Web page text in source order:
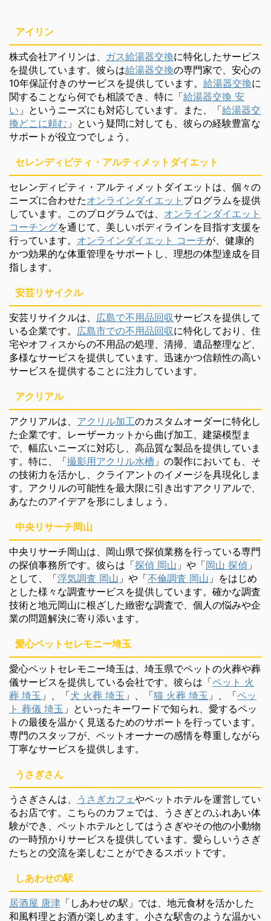
アイリン
株式会社アイリンは、 ガス給湯器交換に特化したサービス
を提供しています。彼らは給湯器交換の専門家で、安心の
10年保証付きのサービスを提供しています。 給湯器交換に
関することなら何でも相談でき、特に「給湯器交換 安
い 」というニーズにも対応しています。また、「給湯器交
換どこに頼む 」という疑問に対しても、彼らの経験豊富な
サポートが役立つでしょう。
セレンディピティ・アルティメットダイエット
セレンディピティ・アルティメットダイエットは、個々の
ニーズに合わせたオンラインダイエット プログラムを提供
しています。このプログラムでは、 オンラインダイエット
コーチングを通じて、美しいボディラインを目指す支援を
行っています。 オンラインダイエット コーチが、健康的
かつ効果的な体重管理をサポートし、理想の体型達成を目
指します。
安芸リサイクル
安芸リサイクルは、 広島で不用品回収サービスを提供して
いる企業です。 広島市での不用品回収に特化しており、住
宅やオフィスからの不用品の処理、清掃、遺品整理など、
多様なサービスを提供しています。迅速かつ信頼性の高い
サービスを提供することに注力しています。
アクリアル
アクリアルは、 アクリル加工のカスタムオーダーに特化し
た企業です。レーザーカットから曲げ加工、建築模型ま
で、幅広いニーズに対応し、高品質な製品を提供していま
す。特に、「撮影用アクリル水槽 」の製作においても、そ
の技術力を活かし、クライアントのイメージを具現化しま
す。アクリルの可能性を最大限に引き出すアクリアルで、
あなたのアイデアを形にしましょう。
中央リサーチ岡山
中央リサーチ岡山は、岡山県で探偵業務を行っている専門
の探偵事務所です。彼らは「探偵 岡山 」や「岡山 探偵 」
として、「浮気調査 岡山 」や「不倫調査 岡山 」をはじめ
とした様々な調査サービスを提供しています。確かな調査
技術と地元岡山に根ざした緻密な調査で、個人の悩みや企
業の問題解決に寄り添います。
愛心ペットセレモニー埼玉
愛心ペットセレモニー埼玉は、埼玉県でペットの火葬や葬
儀サービスを提供している会社です。彼らは「ペット 火
葬 埼玉 」、「犬 火葬 埼玉 」、「猫 火葬 埼玉 」、「ペッ
ト 葬儀 埼玉 」といったキーワードで知られ、愛するペッ
トの最後を温かく見送るためのサポートを行っています。
専門のスタッフが、ペットオーナーの感情を尊重しながら
丁寧なサービスを提供します。
うさぎさん
うさぎさんは、 うさぎカフェやペットホテルを運営してい
るお店です。こちらのカフェでは、うさぎとのふれあい体
験ができ、ペットホテルとしてはうさぎやその他の小動物
の一時預かりサービスを提供しています。愛らしいうさぎ
たちとの交流を楽しむことができるスポットです。
しあわせの駅
居酒屋 唐津 「しあわせの駅」では、地元食材を活かした
和風料理とお酒が楽しめます。小さな駅舎のような温かい